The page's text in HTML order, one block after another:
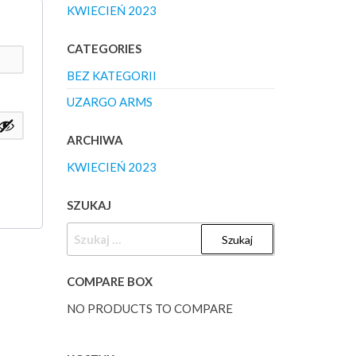
KWIECIEŃ 2023
CATEGORIES
BEZ KATEGORII
UZARGO ARMS
ARCHIWA
KWIECIEŃ 2023
SZUKAJ
COMPARE BOX
NO PRODUCTS TO COMPARE